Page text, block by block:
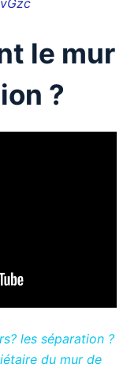
le mur
?
les séparation ?
du mur de